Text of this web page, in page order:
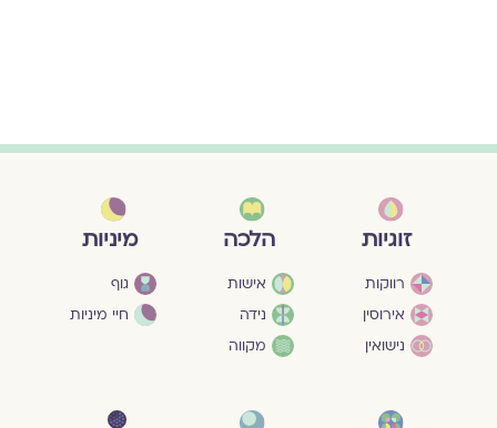
זוגיות
רווקות
אירוסין
נישואין
הלכה
אישות
נידה
מקווה
מיניות
גוף
חיי מיניות